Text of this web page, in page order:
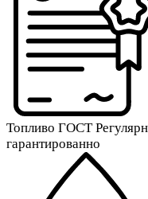
Топливо ГОСТ
гарантированно